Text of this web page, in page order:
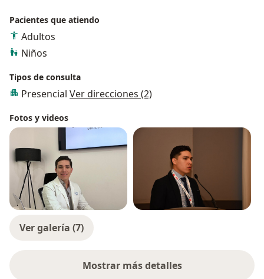
Pacientes que atiendo
Adultos
Niños
Tipos de consulta
Presencial Ver direcciones (2)
Fotos y videos
Ver galería (7)
Mostrar más detalles
sobre la experiencia